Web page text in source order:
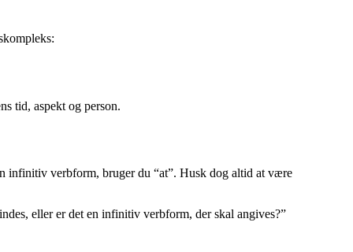
tid, aspekt og person.
infinitiv verbform, bruger du “at”. Husk dog altid at være
eller er det en infinitiv verbform, der skal angives?”